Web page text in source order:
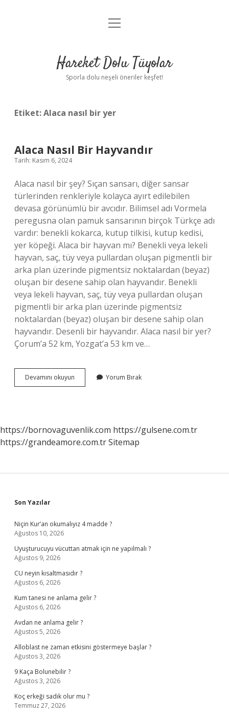
Anasayfa
Yasal Uyarı
menüyü
Hareket Dolu Tüyolar
Sporla dolu neşeli öneriler keşfet!
Etiket:Alaca nasıl bir yer
Alaca Nasıl Bir Hayvandır
Tarih: Kasım 6, 2024
Alaca nasıl bir şey? Sıçan sansarı, diğer sansar
türlerinden renkleriyle kolayca ayırt edilebilen
devasa görünümlü bir avcıdır. Bilimsel adı Vormela
peregusna olan pamuk sansarının birçok Türkçe adı
vardır: benekli kokarca, kutup tilkisi, kutup kedisi,
yer köpeği. Alaca bir hayvan mı? Benekli veya lekeli
hayvan, saç, tüy veya pullardan oluşan pigmentli bir
arka plan üzerinde pigmentsiz noktalardan (beyaz)
oluşan bir desene sahip olan hayvandır. Benekli
veya lekeli hayvan, saç, tüy veya pullardan oluşan
pigmentli bir arka plan üzerinde pigmentsiz
noktalardan (beyaz) oluşan bir desene sahip olan
hayvandır. Desenli bir hayvandır. Alaca nasıl bir yer?
Çorum’a 52 km, Yozgat’a 53 km ve…
Devamını okuyun
Nasıl
Yorum Bırak
https://bornovaguvenlik.com https://gulsene.com.tr
https://grandeamore.com.trSitemap
Sidebar
Son Yazılar
Niçin Kur’an okumalıyız 4 madde ?
Ağustos 10, 2026
Uyuşturucuyu vücuttan atmak için ne yapılmalı ?
Ağustos 9, 2026
CU neyin kısaltmasıdır ?
Ağustos 6, 2026
Kum tanesi ne anlama gelir ?
Ağustos 6, 2026
Avdan ne anlama gelir ?
Ağustos 5, 2026
Alloblast ne zaman etkisini göstermeye başlar ?
Ağustos 3, 2026
9 Kaça Bolunebilir ?
Ağustos 3, 2026
Koç erkeği sadık olur mu ?
Temmuz 27, 2026